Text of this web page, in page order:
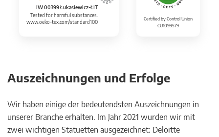
IW 00399 Łukasiewicz-ŁIT
Tested for harmful substances.
www.oeko-tex.com/standard100
Certified by Control Union
CU1099579
Auszeichnungen und Erfolge
Wir haben einige der bedeutendsten Auszeichnungen in
unserer Branche erhalten. Im Jahr 2021 wurden wir mit
zwei wichtigen Statuetten ausgezeichnet: Deloitte